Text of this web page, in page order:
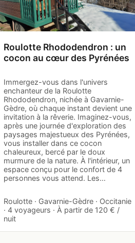
Roulotte Rhododendron : un
cocon au cœur des Pyrénées
Immergez-vous dans l'univers
enchanteur de la Roulotte
Rhododendron, nichée à Gavarnie-
Gèdre, où chaque instant devient une
invitation à la rêverie. Imaginez-vous,
après une journée d'exploration des
paysages majestueux des Pyrénées,
vous installer dans ce cocon
chaleureux, bercé par le doux
murmure de la nature. À l'intérieur, un
espace conçu pour le confort de 4
personnes vous attend. Les…
Roulotte · Gavarnie-Gèdre · Occitanie
· 4 voyageurs · À partir de 120 € /
nuit